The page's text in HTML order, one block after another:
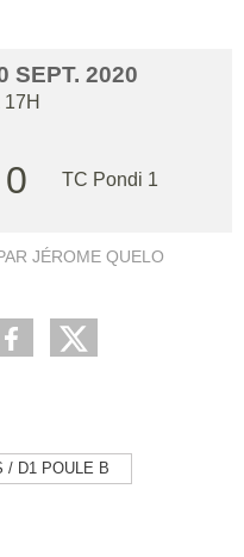
SEPT. 2020
0 TC Pondi 1
JÉROME QUELO
/ D1 POULE B